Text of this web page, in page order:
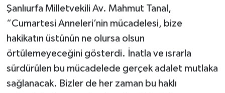
Şanlıurfa Milletvekili Av. Mahmut Tanal,
“Cumartesi Anneleri’nin mücadelesi, bize
hakikatın üstünün ne olursa olsun
örtülemeyeceğini gösterdi. İnatla ve ısrarla
sürdürülen bu mücadelede gerçek adalet mutlaka
sağlanacak. Bizler de her zaman bu haklı